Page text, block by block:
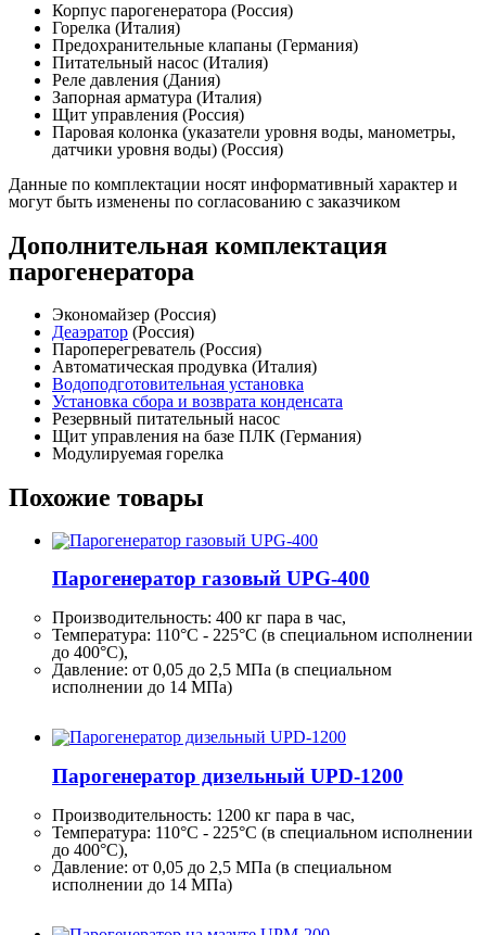
Корпус парогенератора (Россия)
Горелка (Италия)
Предохранительные клапаны (Германия)
Питательный насос (Италия)
Реле давления (Дания)
Запорная арматура (Италия)
Щит управления (Россия)
Паровая колонка (указатели уровня воды, манометры,
датчики уровня воды) (Россия)
Данные по комплектации носят информативный характер и
могут быть изменены по согласованию с заказчиком
Дополнительная комплектация
парогенератора
Экономайзер (Россия)
Деаэратор (Россия)
Пароперегреватель (Россия)
Автоматическая продувка (Италия)
Водоподготовительная установка
Установка сбора и возврата конденсата
Резервный питательный насос
Щит управления на базе ПЛК (Германия)
Модулируемая горелка
Похожие товары
Парогенератор газовый UPG-400
Производительность: 400 кг пара в час,
Температура: 110°C - 225°C (в специальном исполнении
до 400°C),
Давление: от 0,05 до 2,5 МПа (в специальном
исполнении до 14 МПа)
Парогенератор дизельный UPD-1200
Производительность: 1200 кг пара в час,
Температура: 110°C - 225°C (в специальном исполнении
до 400°C),
Давление: от 0,05 до 2,5 МПа (в специальном
исполнении до 14 МПа)